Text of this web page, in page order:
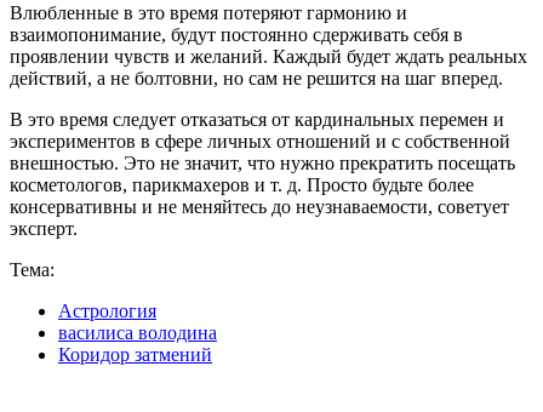
Влюбленные в это время потеряют гармонию и
взаимопонимание, будут постоянно сдерживать себя в
проявлении чувств и желаний. Каждый будет ждать реальных
действий, а не болтовни, но сам не решится на шаг вперед.
В это время следует отказаться от кардинальных перемен и
экспериментов в сфере личных отношений и с собственной
внешностью. Это не значит, что нужно прекратить посещать
косметологов, парикмахеров и т. д. Просто будьте более
консервативны и не меняйтесь до неузнаваемости, советует
эксперт.
Тема:
Астрология
василиса володина
Коридор затмений